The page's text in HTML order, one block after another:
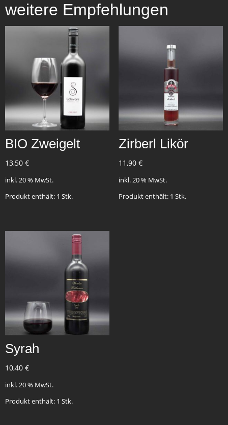
weitere Empfehlungen
BIO Zweigelt
13,50 €
inkl. 20 % MwSt.
Produkt enthält: 1 Stk.
Zirberl Likör
11,90 €
inkl. 20 % MwSt.
Produkt enthält: 1 Stk.
Syrah
10,40 €
inkl. 20 % MwSt.
Produkt enthält: 1 Stk.